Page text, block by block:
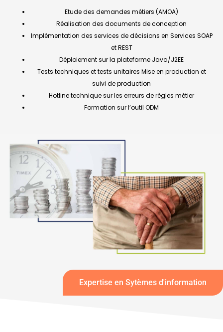
Etude des demandes métiers (AMOA)
Réalisation des documents de conception
Implémentation des services de décisions en Services SOAP
et REST
Déploiement sur la plateforme Java/J2EE
Tests techniques et tests unitaires Mise en production et
suivi de production
Hotline technique sur les erreurs de règles métier
Formation sur l’outil ODM
Expertise en Sytèmes d'information